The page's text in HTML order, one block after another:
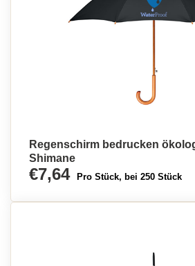
Regenschirm bedrucken
Shimane
€7,64 Pro Stück, bei 250 Stück